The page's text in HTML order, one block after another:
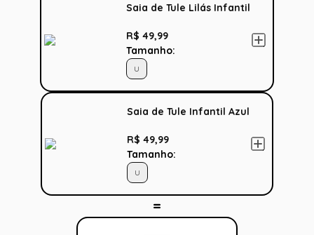
Saia de Tule Lilás Infantil
R$ 49,99
Tamanho:
U
Saia de Tule Infantil Azul
R$ 49,99
Tamanho:
U